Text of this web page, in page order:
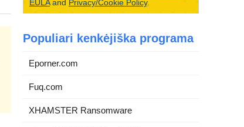
EULAand Privacy/Cookie Policy.
Populiari kenkėjiška programa
Eporner.com
Fuq.com
XHAMSTER Ransomware